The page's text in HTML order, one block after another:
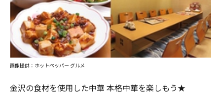
金沢の食材を使用した中華 本格中華を楽しもう★
画像提供：ホットペッパー グルメ